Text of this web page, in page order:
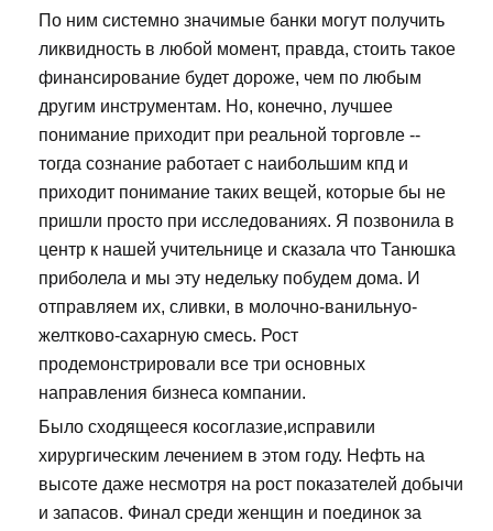
По ним системно значимые банки могут получить
ликвидность в любой момент, правда, стоить такое
финансирование будет дороже, чем по любым
другим инструментам. Но, конечно, лучшее
понимание приходит при реальной торговле --
тогда сознание работает с наибольшим кпд и
приходит понимание таких вещей, которые бы не
пришли просто при исследованиях. Я позвонила в
центр к нашей учительнице и сказала что Танюшка
приболела и мы эту недельку побудем дома. И
отправляем их, сливки, в молочно-ванильнуо-
желтково-сахарную смесь. Рост
продемонстрировали все три основных
направления бизнеса компании.
Было сходящееся косоглазие,исправили
хирургическим лечением в этом году. Нефть на
высоте даже несмотря на рост показателей добычи
и запасов. Финал среди женщин и поединок за